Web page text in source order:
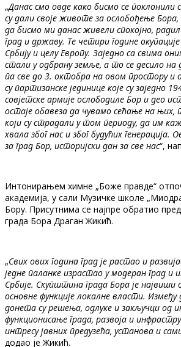
„Данас смо овде како бисмо се поклонили
су дали своје животе за ослобођење
да бисмо ми данас живели спокојно,
град и државу. Те четири године
Србију и целу Европу. Заједно са свима
стали у одбрану земље, а то се десило на
па све до 3. октобра на овом простору и
су партизанске јединице које су заједно
совјетске армије ослободиле Бор и део
остаје обавеза да чувамо сећање на њих,
који су страдали у том периоду, да им
хвала због нас и због будућих генерација.
за град Бор, историјски дан за све нас“,
Интонирањем химне „Боже правде“
академија, у сали Музичке школе
Бору. Присутнима се најпре обратио
града Бора Драган Жикић.
„Свих ових година град је растао и
једне паланке израстао у модеран град и
Србије. Скупштина града Бора је највиши
основне функције локалне власти. Између
донета су решења, одлуке и закључци од
функционисање града, развоја и
интресу јавних предузећа, установа и
додао је Жикић.